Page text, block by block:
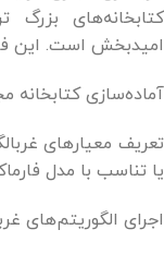
کتابخانه‌های بزرگ
امیدبخش است. این
آماده‌سازی کتابخانه
تعریف معیارهای
یا تناسب با مدل
اجرای الگوریتم‌های